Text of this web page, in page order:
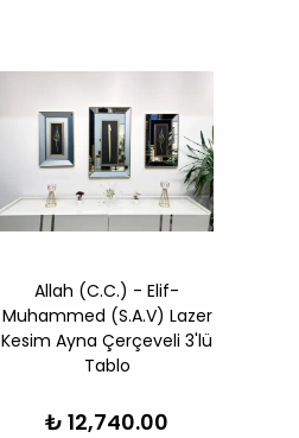
Allah (C.C.) - Elif-
Muhammed (S.A.V) Lazer
Kesim Ayna Çerçeveli 3'lü
Tablo
₺ 12,740.00